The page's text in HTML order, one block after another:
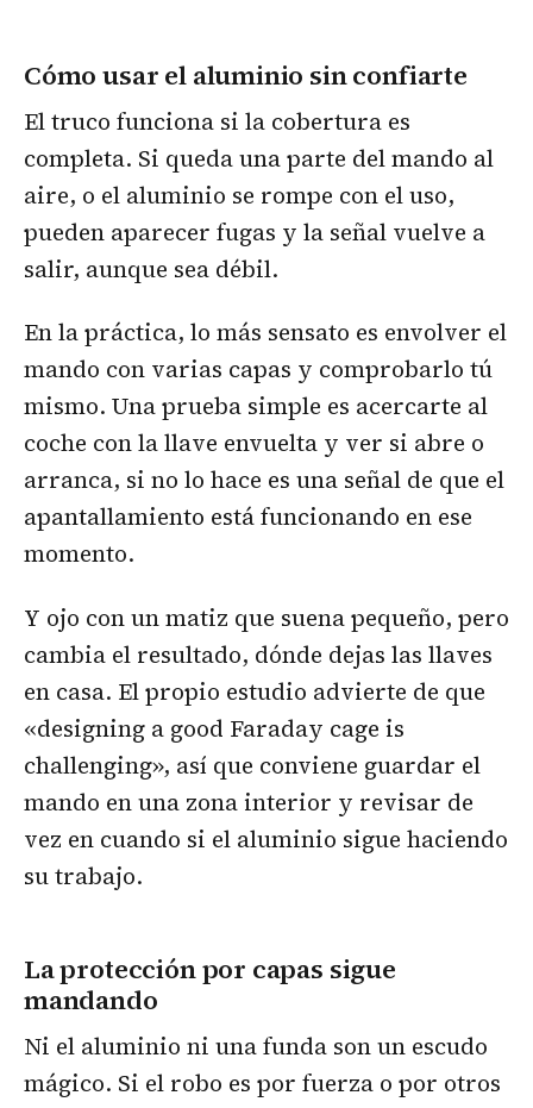
Cómo usar el aluminio sin confiarte
El truco funciona si la cobertura es
completa. Si queda una parte del mando al
aire, o el aluminio se rompe con el uso,
pueden aparecer fugas y la señal vuelve a
salir, aunque sea débil.
En la práctica, lo más sensato es envolver el
mando con varias capas y comprobarlo tú
mismo. Una prueba simple es acercarte al
coche con la llave envuelta y ver si abre o
arranca, si no lo hace es una señal de que el
apantallamiento está funcionando en ese
momento.
Y ojo con un matiz que suena pequeño, pero
cambia el resultado, dónde dejas las llaves
en casa. El propio estudio advierte de que
«designing a good Faraday cage is
challenging», así que conviene guardar el
mando en una zona interior y revisar de
vez en cuando si el aluminio sigue haciendo
su trabajo.
La protección por capas sigue
mandando
Ni el aluminio ni una funda son un escudo
mágico. Si el robo es por fuerza o por otros